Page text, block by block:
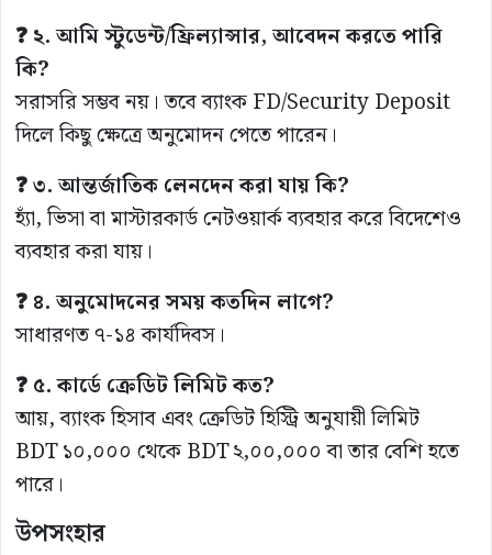
❓ ২. আমি স্টুডেন্ট/ফ্রিল্যান্সার, আবেদন করতে পারি
কি?
সরাসরি সম্ভব নয়। তবে ব্যাংক FD/Security Deposit
দিলে কিছু ক্ষেত্রে অনুমোদন পেতে পারেন।
❓ ৩. আন্তর্জাতিক লেনদেন করা যায় কি?
হ্যাঁ, ভিসা বা মাস্টারকার্ড নেটওয়ার্ক ব্যবহার করে বিদেশেও
ব্যবহার করা যায়।
❓ ৪. অনুমোদনের সময় কতদিন লাগে?
সাধারণত ৭-১৪ কার্যদিবস।
❓ ৫. কার্ডে ক্রেডিট লিমিট কত?
আয়, ব্যাংক হিসাব এবং ক্রেডিট হিস্ট্রি অনুযায়ী লিমিট
BDT ১০,০০০ থেকে BDT ২,০০,০০০ বা তার বেশি হতে
পারে।
উপসংহার